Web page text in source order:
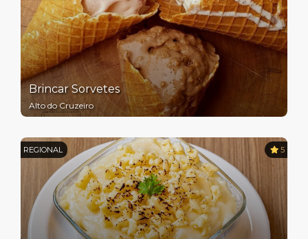
Brincar Sorvetes
Alto do Cruzeiro
REGIONAL 5